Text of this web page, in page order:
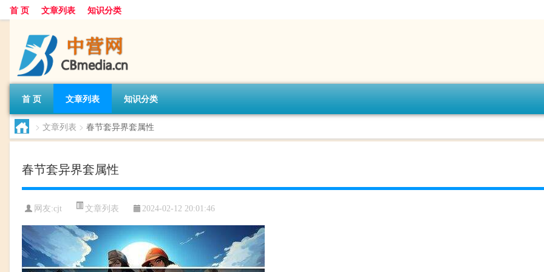
首 页 文章列表 知识分类
首 页 文章列表 知识分类
> 文章列表 > 春节套异界套属性
春节套异界套属性
网友:cjt 文章列表 2024-02-12 20:01:46